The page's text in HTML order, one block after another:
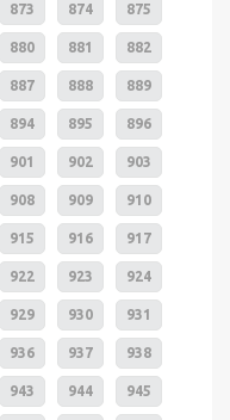
873 874 875
880 881 882
887 888 889
894 895 896
901 902 903
908 909 910
915 916 917
922 923 924
929 930 931
936 937 938
943 944 945